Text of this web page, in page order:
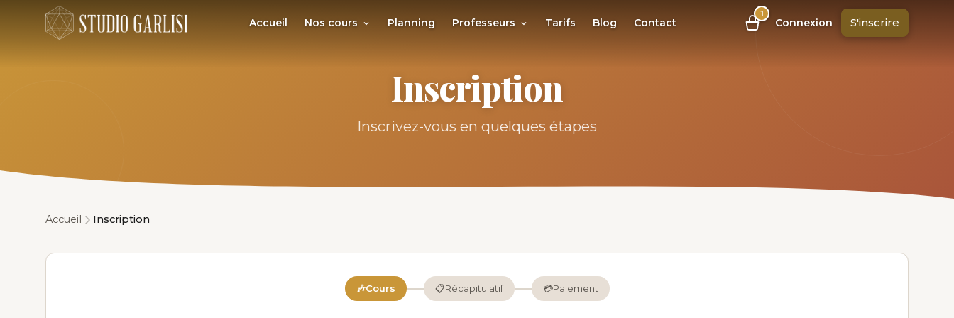
Accueil Nos cours Planning Professeurs Tarifs Blog Contact
1
Connexion S'inscrire
Inscription
Inscrivez-vous en quelques étapes
Accueil Inscription
🎶Cours 📋Récapitulatif 💳Paiement